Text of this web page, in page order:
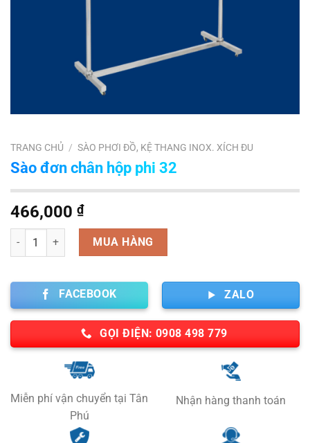
TRANG CHỦ / SÀO PHƠI ĐỒ, KỆ THANG INOX. XÍCH ĐU
Sào đơn chân hộp phi 32
466,000 ₫
Số lượng MUA HÀNG
FACEBOOK ZALO
GỌI ĐIỆN: 0908 498 779
Miễn phí vận chuyển tại Tân
Phú
Nhận hàng thanh toán